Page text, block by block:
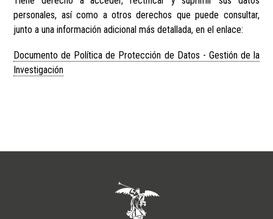
personales, así como a otros derechos que puede consultar,
junto a una información adicional más detallada, en el enlace:
Documento de Política de Protección de Datos - Gestión de la
Investigación